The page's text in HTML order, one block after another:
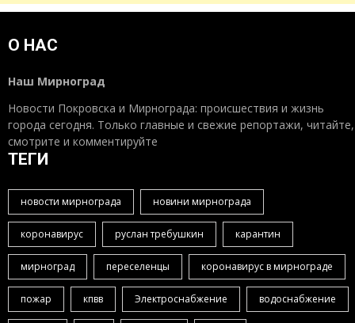
О НАС
Наш Мирноград
Новости Покровска и Мирнограда: происшествия и жизнь
города сегодня. Только главные и свежие репортажи, читайте,
смотрите и комментируйте
ТЕГИ
новости мирнограда новини мирнограда
коронавирус руслан требушкин карантин
мирноград переселенцы коронавирус в мирнограде
пожар кпвв Электроснабжение водоснабжение